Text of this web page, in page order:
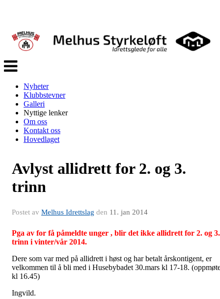
Veksle
navigasjon
Nyheter
Klubbstevner
Galleri
Nyttige lenker
Om oss
Kontakt oss
Hovedlaget
Avlyst allidrett for 2. og 3.
trinn
Postet av Melhus Idrettslag den 11. jan 2014
Pga av for få påmeldte unger , blir det ikke allidrett for 2. og 3.
trinn i vinter/vår 2014.
Dere som var med på allidrett i høst og har betalt årskontigent, er
velkommen til å bli med i Husebybadet 30.mars kl 17-18.
kl 16.45)
Ingvild.